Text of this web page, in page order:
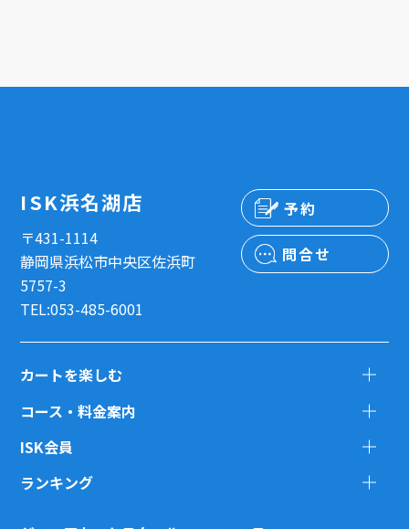
ISK浜名湖店
〒431-1114
静岡県浜松市中央区佐浜町
5757-3
TEL:053-485-6001
予約
問合せ
カートを楽しむ
コース・料金案内
ISK会員
ランキング